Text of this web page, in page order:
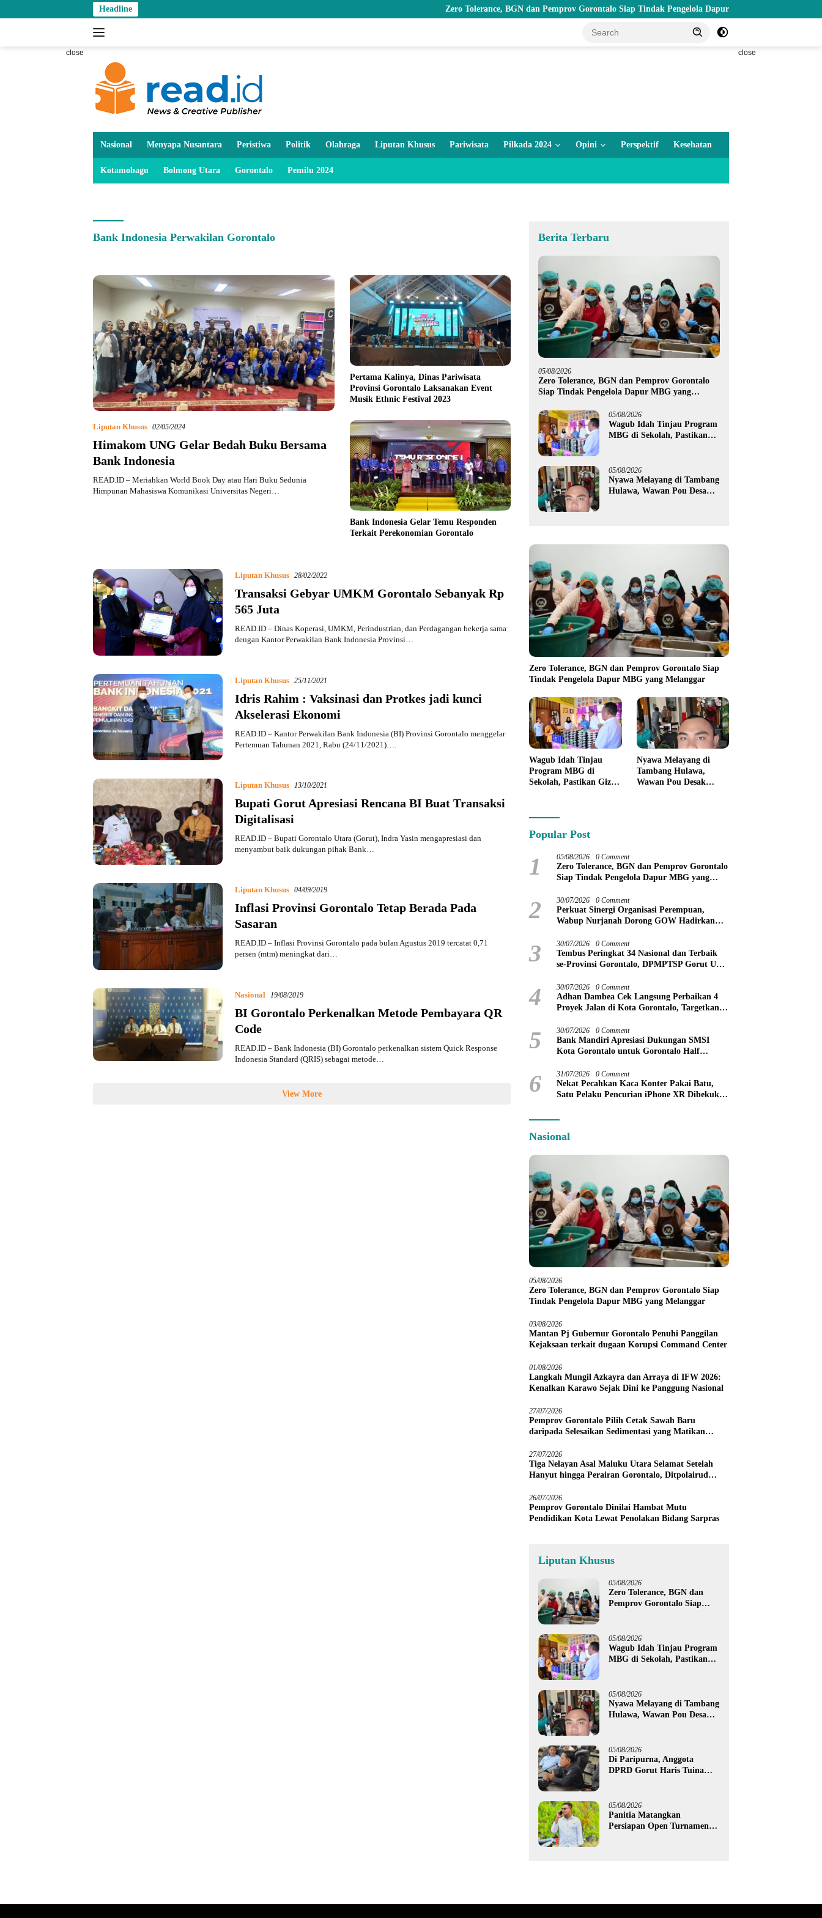
to
Headline Zero Tolerance, BGN dan Pemprov Gorontalo Siap Tindak Pengelola Dapur MBG yang Melanggar
close close
Nasional Menyapa Nusantara Peristiwa Politik Olahraga Liputan Khusus Pariwisata Pilkada 2024 Opini Perspektif Kesehatan
Kotamobagu Bolmong Utara Gorontalo Pemilu 2024
Bank Indonesia Perwakilan Gorontalo
Liputan Khusus 02/05/2024
Himakom UNG Gelar Bedah Buku Bersama
Bank Indonesia
READ.ID – Meriahkan World Book Day atau Hari Buku Sedunia
Himpunan Mahasiswa Komunikasi Universitas Negeri…
Pertama Kalinya, Dinas Pariwisata
Provinsi Gorontalo Laksanakan Event
Musik Ethnic Festival 2023
Bank Indonesia Gelar Temu Responden
Terkait Perekonomian Gorontalo
Liputan Khusus 28/02/2022
Transaksi Gebyar UMKM Gorontalo Sebanyak Rp
565 Juta
READ.ID – Dinas Koperasi, UMKM, Perindustrian, dan Perdagangan bekerja sama
dengan Kantor Perwakilan Bank Indonesia Provinsi…
Liputan Khusus 25/11/2021
Idris Rahim : Vaksinasi dan Protkes jadi kunci
Akselerasi Ekonomi
READ.ID – Kantor Perwakilan Bank Indonesia (BI) Provinsi Gorontalo menggelar
Pertemuan Tahunan 2021, Rabu (24/11/2021)….
Liputan Khusus 13/10/2021
Bupati Gorut Apresiasi Rencana BI Buat Transaksi
Digitalisasi
READ.ID – Bupati Gorontalo Utara (Gorut), Indra Yasin mengapresiasi dan
menyambut baik dukungan pihak Bank…
Liputan Khusus 04/09/2019
Inflasi Provinsi Gorontalo Tetap Berada Pada
Sasaran
READ.ID – Inflasi Provinsi Gorontalo pada bulan Agustus 2019 tercatat 0,71
persen (mtm) meningkat dari…
Nasional 19/08/2019
BI Gorontalo Perkenalkan Metode Pembayara QR
Code
READ.ID – Bank Indonesia (BI) Gorontalo perkenalkan sistem Quick Response
Indonesia Standard (QRIS) sebagai metode…
View More
Berita Terbaru
05/08/2026
Zero Tolerance, BGN dan Pemprov Gorontalo
Siap Tindak Pengelola Dapur MBG yang
05/08/2026
Wagub Idah Tinjau Program
MBG di Sekolah, Pastikan
05/08/2026
Nyawa Melayang di Tambang
Hulawa, Wawan Pou Desak
Zero Tolerance, BGN dan Pemprov Gorontalo Siap
Tindak Pengelola Dapur MBG yang Melanggar
Wagub Idah Tinjau
Program MBG di
Sekolah, Pastikan Gizi
Nyawa Melayang di
Tambang Hulawa,
Wawan Pou Desak
Popular Post
1 05/08/2026 0 Comment
Zero Tolerance, BGN dan Pemprov Gorontalo
Siap Tindak Pengelola Dapur MBG yang
2 30/07/2026 0 Comment
Perkuat Sinergi Organisasi Perempuan,
Wabup Nurjanah Dorong GOW Hadirkan
3 30/07/2026 0 Comment
Tembus Peringkat 34 Nasional dan Terbaik
se-Provinsi Gorontalo, DPMPTSP Gorut Ukir
4 30/07/2026 0 Comment
Adhan Dambea Cek Langsung Perbaikan 4
Proyek Jalan di Kota Gorontalo, Targetkan
5 30/07/2026 0 Comment
Bank Mandiri Apresiasi Dukungan SMSI
Kota Gorontalo untuk Gorontalo Half
6 31/07/2026 0 Comment
Nekat Pecahkan Kaca Konter Pakai Batu,
Satu Pelaku Pencurian iPhone XR Dibekuk
Nasional
05/08/2026
Zero Tolerance, BGN dan Pemprov Gorontalo Siap
Tindak Pengelola Dapur MBG yang Melanggar
03/08/2026
Mantan Pj Gubernur Gorontalo Penuhi Panggilan
Kejaksaan terkait dugaan Korupsi Command Center
01/08/2026
Langkah Mungil Azkayra dan Arraya di IFW 2026:
Kenalkan Karawo Sejak Dini ke Panggung Nasional
27/07/2026
Pemprov Gorontalo Pilih Cetak Sawah Baru
daripada Selesaikan Sedimentasi yang Matikan
27/07/2026
Tiga Nelayan Asal Maluku Utara Selamat Setelah
Hanyut hingga Perairan Gorontalo, Ditpolairud
26/07/2026
Pemprov Gorontalo Dinilai Hambat Mutu
Pendidikan Kota Lewat Penolakan Bidang Sarpras
Liputan Khusus
05/08/2026
Zero Tolerance, BGN dan
Pemprov Gorontalo Siap
05/08/2026
Wagub Idah Tinjau Program
MBG di Sekolah, Pastikan
05/08/2026
Nyawa Melayang di Tambang
Hulawa, Wawan Pou Desak
05/08/2026
Di Paripurna, Anggota
DPRD Gorut Haris Tuina
05/08/2026
Panitia Matangkan
Persiapan Open Turnamen